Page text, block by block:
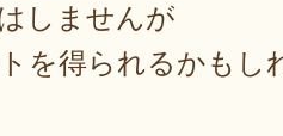
しませんが
を得られるかもし